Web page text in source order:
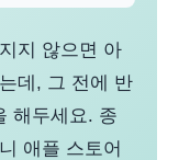
지 않으면 아
데, 그 전에 반
해두세요. 종
애플 스토어